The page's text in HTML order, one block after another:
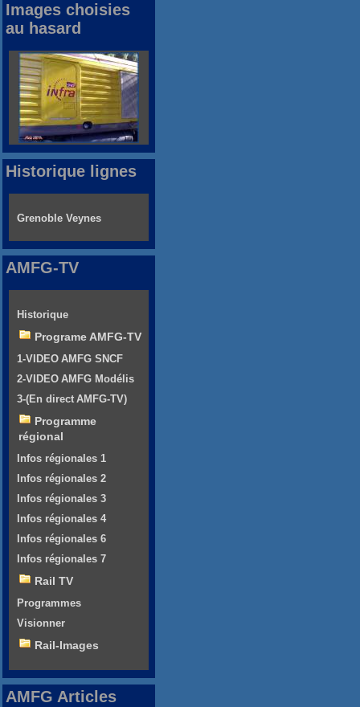
Images choisies
au hasard
Historique lignes
Grenoble Veynes
AMFG-TV
Historique
Programe AMFG-TV
1-VIDEO AMFG SNCF
2-VIDEO AMFG Modélis
3-(En direct AMFG-TV)
Programme
régional
Infos régionales 1
Infos régionales 2
Infos régionales 3
Infos régionales 4
Infos régionales 6
Infos régionales 7
Rail TV
Programmes
Visionner
Rail-Images
AMFG Articles